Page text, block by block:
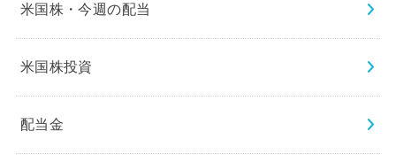
米国株・今週の配当
米国株投資
配当金